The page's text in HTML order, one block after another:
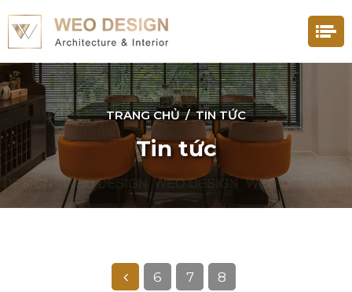
TRANG CHỦ / TIN TỨC
Tin tức
6 7 8